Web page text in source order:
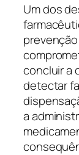
Um dos
concluir a
detectar
a